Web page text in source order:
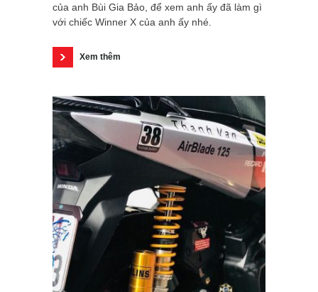
của anh Bùi Gia Bảo, để xem anh ấy đã làm gì
với chiếc Winner X của anh ấy nhé.
Xem thêm